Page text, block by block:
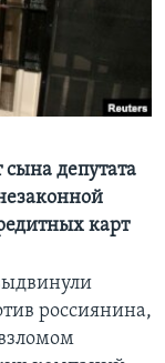
депутата
карт
россиянина,